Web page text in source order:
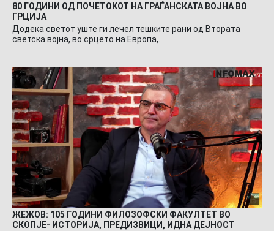
80 ГОДИНИ ОД ПОЧЕТОКОТ НА ГРАЃАНСКАТА ВОЈНА ВО
ГРЦИЈА
Додека светот уште ги лечел тешките рани од Втората
светска војна, во срцето на Европа,…
ЖЕЖОВ: 105 ГОДИНИ ФИЛОЗОФСКИ ФАКУЛТЕТ ВО
СКОПЈЕ- ИСТОРИЈА, ПРЕДИЗВИЦИ, ИДНА ДЕЈНОСТ